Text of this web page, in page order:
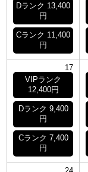
Dランク 13,400
円
Cランク 11,400
円
17
VIPランク
12,400円
Dランク 9,400
円
Cランク 7,400
円